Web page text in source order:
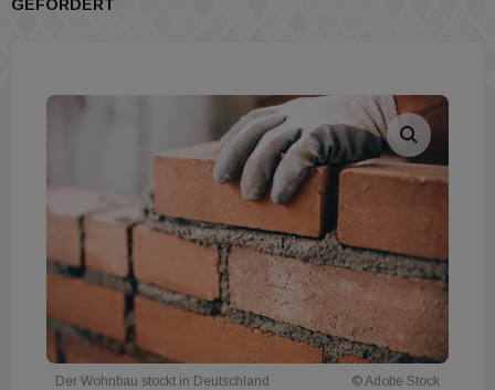
GEFORDERT
Der Wohnbau stockt in Deutschland © Adobe Stock